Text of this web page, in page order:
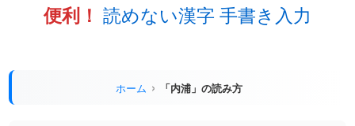
便利！ 読めない漢字 手書き入力
ホーム 「内浦」の読み方